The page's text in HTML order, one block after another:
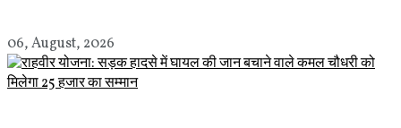
06, August, 2026